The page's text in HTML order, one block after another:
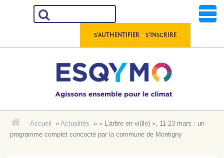
S'AUTHENTIFIER- S'INSCRIRE
ACCUEIL
Accueil » Actualités » « L’arbre en vi(lle) », 11-23 mars : un
programme complet concocté par la commune de Montigny